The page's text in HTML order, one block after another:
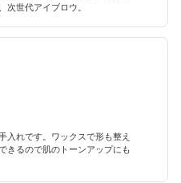
次世代アイブロウ。
入れです。ワックスで形も整え
きるので肌のトーンアップにも